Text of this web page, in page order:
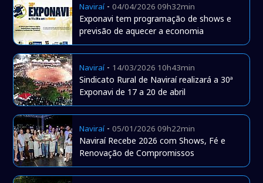
Naviraí-04/04/2026 09h32min
Exponavi tem programação de shows e
previsão de aquecer a economia
Naviraí- 14/03/2026 10h43min
Sindicato Rural de Naviraí realizará a 30ª
Exponavi de 17 a 20 de abril
Naviraí-05/01/2026 09h22min
Naviraí Recebe 2026 com Shows, Fé e
Renovação de Compromissos